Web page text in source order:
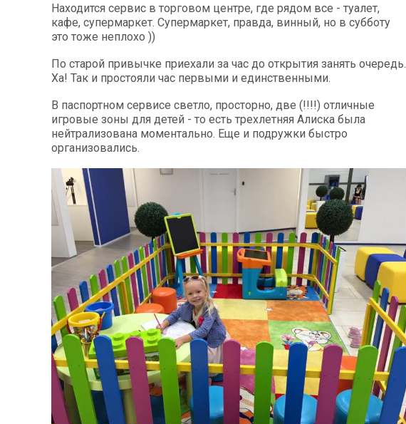
Находится сервис в торговом центре, где рядом все - туалет,
кафе, супермаркет. Супермаркет, правда, винный, но в субботу
это тоже неплохо ))
По старой привычке приехали за час до открытия занять очередь.
Ха! Так и простояли час первыми и единственными.
В паспортном сервисе светло, просторно, две (!!!!) отличные
игровые зоны для детей - то есть трехлетняя Алиска была
нейтрализована моментально. Еще и подружки быстро
организовались.